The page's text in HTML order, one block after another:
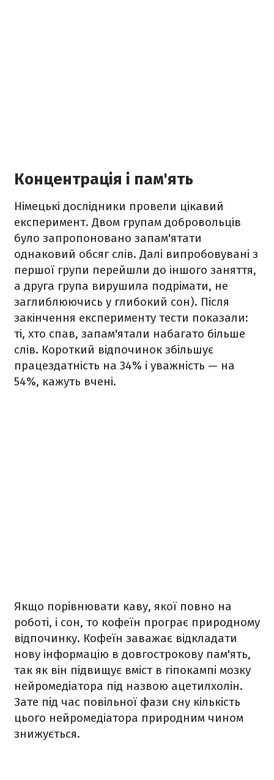
Концентрація і пам'ять
Німецькі дослідники провели цікавий
експеримент. Двом групам добровольців
було запропоновано запам'ятати
однаковий обсяг слів. Далі випробовувані з
першої групи перейшли до іншого заняття,
а друга група вирушила подрімати, не
заглиблюючись у глибокий сон). Після
закінчення експерименту тести показали:
ті, хто спав, запам'ятали набагато більше
слів. Короткий відпочинок збільшує
працездатність на 34% і уважність — на
54%, кажуть вчені.
Якщо порівнювати каву, якої повно на
роботі, і сон, то кофеїн програє природному
відпочинку. Кофеїн заважає відкладати
нову інформацію в довгострокову пам'ять,
так як він підвищує вміст в гіпокампі мозку
нейромедіатора під назвою ацетилхолін.
Зате під час повільної фази сну кількість
цього нейромедіатора природним чином
знижується.